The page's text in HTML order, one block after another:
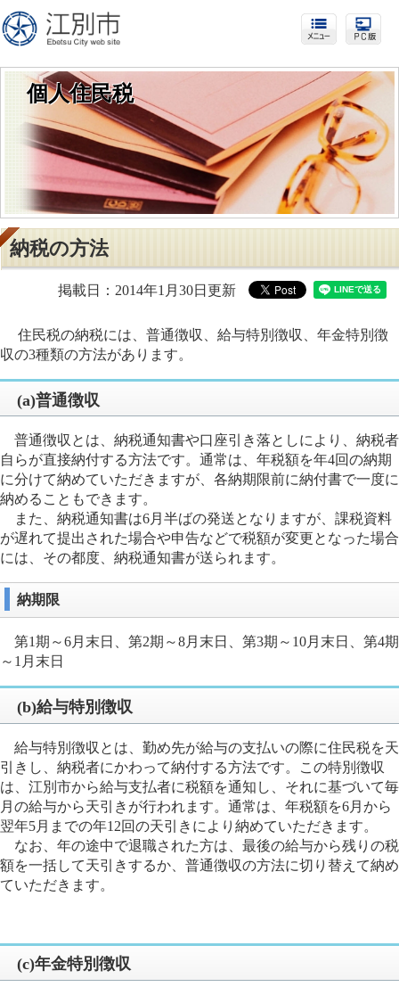
個人住民税
納税の方法
掲載日：2014年1月30日更新
住民税の納税には、普通徴収、給与特別徴収、年金特別徴
収の3種類の方法があります。
(a)普通徴収
普通徴収とは、納税通知書や口座引き落としにより、納税者
自らが直接納付する方法です。通常は、年税額を年4回の納期
に分けて納めていただきますが、各納期限前に納付書で一度に
納めることもできます。
また、納税通知書は6月半ばの発送となりますが、課税資料
が遅れて提出された場合や申告などで税額が変更となった場合
には、その都度、納税通知書が送られます。
納期限
第1期～6月末日、第2期～8月末日、第3期～10月末日、第4期
～1月末日
(b)給与特別徴収
給与特別徴収とは、勤め先が給与の支払いの際に住民税を天
引きし、納税者にかわって納付する方法です。この特別徴収
は、江別市から給与支払者に税額を通知し、それに基づいて毎
月の給与から天引きが行われます。通常は、年税額を6月から
翌年5月までの年12回の天引きにより納めていただきます。
なお、年の途中で退職された方は、最後の給与から残りの税
額を一括して天引きするか、普通徴収の方法に切り替えて納め
ていただきます。
(c)年金特別徴収